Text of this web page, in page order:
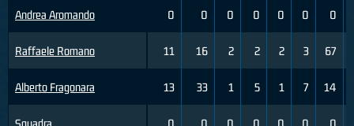
Andrea Aromando
Raffaele Romano
Alberto Fragonara
0 0 0 0 0 0 0
11 16 2 2 2 3 67
13 33 1 5 1 7 14